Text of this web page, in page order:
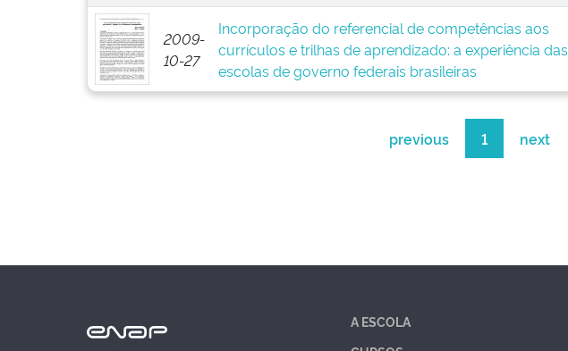
2009-
10-27
Incorporação do referencial de competências aos
currículos e trilhas de aprendizado: a experiência das
escolas de governo federais brasileiras
previous 1 next
A ESCOLA